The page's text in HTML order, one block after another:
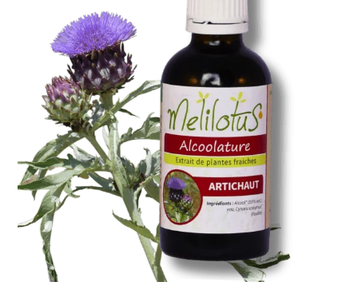
Alcoolature Artichaut
AJOUTER AU PANIER
/
DÉTAILS